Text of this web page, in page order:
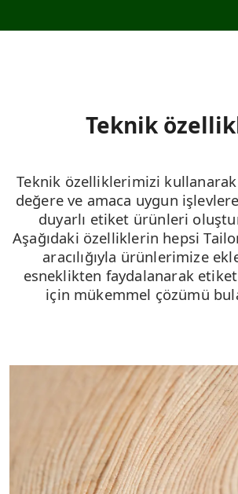
Teknik
Teknik özelliklerimizi
değere ve amaca uygun
duyarlı etiket ürünleri
Aşağıdaki özelliklerin hepsi
aracılığıyla ürünlerimize
esneklikten faydalanarak
için mükemmel çözümü